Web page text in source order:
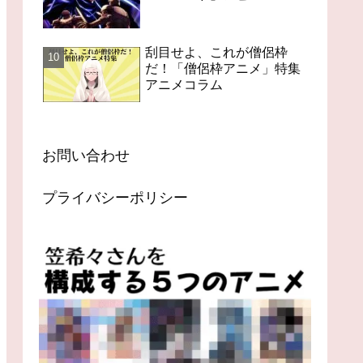
刮目せよ、これが僧侶枠
だ！「僧侶枠アニメ」特集
アニメコラム
お問い合わせ
プライバシーポリシー